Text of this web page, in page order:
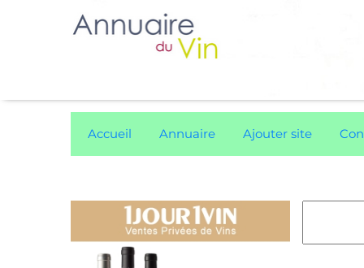
Accueil Annuaire Ajouter site